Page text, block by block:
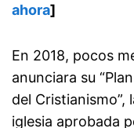
ahora]
En 2018, pocos
anunciara su
del Cristianismo”,
iglesia aprobada